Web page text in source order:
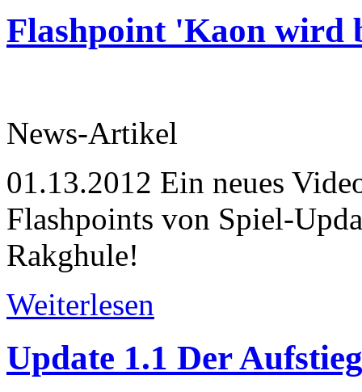
Flashpoint 'Kaon wird
News-Artikel
01.13.2012 Ein neues
Flashpoints von Spiel-
Rakghule!
Weiterlesen
Update 1.1 Der